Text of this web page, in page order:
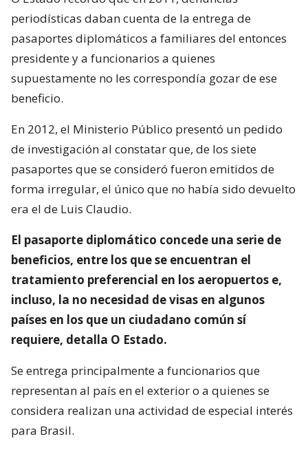
periodísticas daban cuenta de la entrega de
pasaportes diplomáticos a familiares del entonces
presidente y a funcionarios a quienes
supuestamente no les correspondía gozar de ese
beneficio.
En 2012, el Ministerio Público presentó un pedido
de investigación al constatar que, de los siete
pasaportes que se consideró fueron emitidos de
forma irregular, el único que no había sido devuelto
era el de Luis Claudio.
El pasaporte diplomático concede una serie de
beneficios, entre los que se encuentran el
tratamiento preferencial en los aeropuertos e,
incluso, la no necesidad de visas en algunos
países en los que un ciudadano común sí
requiere, detalla O Estado.
Se entrega principalmente a funcionarios que
representan al país en el exterior o a quienes se
considera realizan una actividad de especial interés
para Brasil.